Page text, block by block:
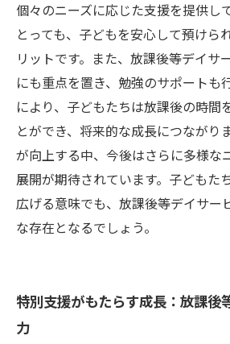
個々のニーズに応じた支援を提供し
とっても、子どもを安心して預けら
リットです。また、放課後等デイサ
にも重点を置き、勉強のサポートも
により、子どもたちは放課後の時間
とができ、将来的な成長につながり
が向上する中、今後はさらに多様な
展開が期待されています。子どもた
広げる意味でも、放課後等デイサー
な存在となるでしょう。
特別支援がもたらす成長：放課後
力